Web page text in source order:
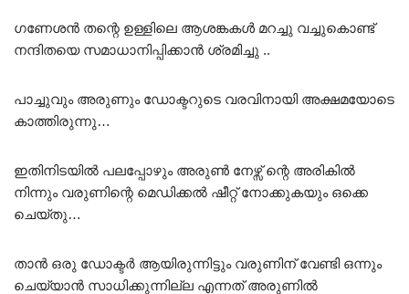
ഗണേശൻ തന്റെ ഉള്ളിലെ ആശങ്കകൾ മറച്ചു വച്ചുകൊണ്ട്
നന്ദിതയെ സമാധാനിപ്പിക്കാൻ ശ്രമിച്ചു ..
പാച്ചുവും അരുണും ഡോക്ടറുടെ വരവിനായി അക്ഷമയോടെ
കാത്തിരുന്നു…
ഇതിനിടയിൽ പലപ്പോഴും അരുൺ നേഴ്സ് ന്റെ അരികിൽ
നിന്നും വരുണിന്റെ മെഡിക്കൽ ഷീറ്റ് നോക്കുകയും ഒക്കെ
ചെയ്തു…
താൻ ഒരു ഡോക്ടർ ആയിരുന്നിട്ടും വരുണിന് വേണ്ടി ഒന്നും
ചെയ്യാൻ സാധിക്കുന്നില്ല എന്നത് അരുണിൽ